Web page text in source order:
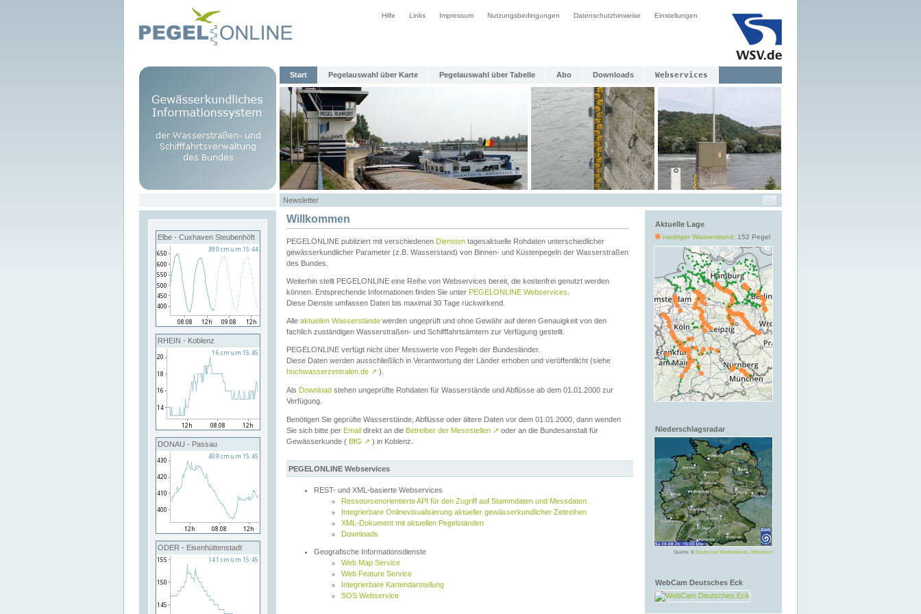
Hilfe Links Impressum Nutzungsbedingungen Datenschutzhinweise Einstellungen
Start Pegelauswahl über Karte Pegelauswahl über Tabelle Abo Downloads Webservices
Newsletter
Elbe - Cuxhaven Steubenhöft
RHEIN - Koblenz
DONAU - Passau
ODER - Eisenhüttenstadt
Aktuelle Lage
niedriger Wasserstand: 152 Pegel
Niederschlagsradar
Quelle: © Deutscher Wetterdienst, Offenbach
WebCam Deutsches Eck
Willkommen
PEGELONLINE publiziert mit verschiedenen Diensten tagesaktuelle Rohdaten unterschiedlicher
gewässerkundlicher Parameter (z.B. Wasserstand) von Binnen- und Küstenpegeln der Wasserstraßen
des Bundes.
Weiterhin stellt PEGELONLINE eine Reihe von Webservices bereit, die kostenfrei genutzt werden
können. Entsprechende Informationen finden Sie unter PEGELONLINE Webservices
Diese Dienste umfassen Daten bis maximal 30 Tage rückwirkend.
Alle aktuellen Wasserstände werden ungeprüft und ohne Gewähr auf deren Genauigkeit von den
fachlich zuständigen Wasserstraßen- und Schifffahrtsämtern zur Verfügung gestellt.
PEGELONLINE verfügt nicht über Messwerte von Pegeln der Bundesländer.
Diese Daten werden ausschließlich in Verantwortung der Länder erhoben und veröffentlicht (siehe
hochwasserzentralen.de ↗ ).
Als Download stehen ungeprüfte Rohdaten für Wasserstände und Abflüsse ab dem 01.01.2000 zur
Verfügung.
Benötigen Sie geprüfte Wasserstände, Abflüsse oder ältere Daten vor dem 01.01.2000, dann wenden
Sie sich bitte per Email direkt an die Betreiber der Messstellen ↗ oder an die Bundesanstalt für
Gewässerkunde ( BfG ↗ ) in Koblenz.
PEGELONLINE Webservices
REST- und XML-basierte Webservices
Ressourcenorientierte API für den Zugriff auf Stammdaten und Messdaten.
Integrierbare Onlinevisualisierung aktueller gewässerkundlicher Zeitreihen
XML-Dokument mit aktuellen Pegelständen
Downloads
Geografische Informationsdienste
Web Map Service
Web Feature Service
Integrierbare Kartendarstellung
SOS Webservice